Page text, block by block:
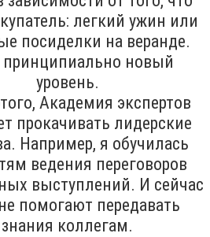
легкий ужин или
посиделки на веранде.
принципиально новый
уровень.
Академия экспертов
прокачивать лидерские
Например, я обучилась
ведения переговоров
выступлений. И сейчас
помогают передавать
знания коллегам.